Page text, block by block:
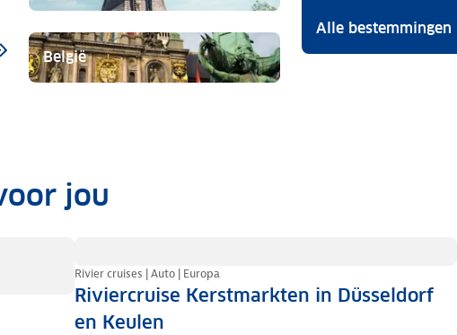
België
Alle bestemmingen
jou
Riviercruise Kerstmarkten in Düsseldorf
en Keulen
Rivier cruises | Auto | Europa